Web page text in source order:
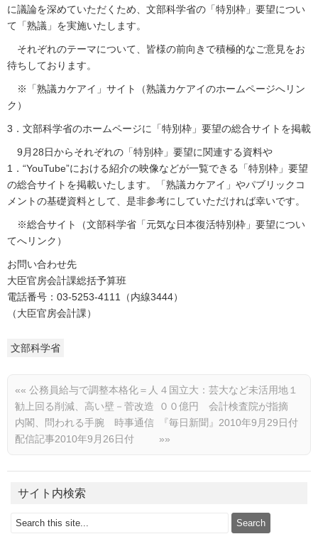
に議論を深めていただくため、文部科学省の「特別枠」要望につい
て「熟議」を実施いたします。
それぞれのテーマについて、皆様の前向きで積極的なご意見をお
待ちしております。
※「熟議カケアイ」サイト（熟議カケアイのホームページへリン
ク）
3．文部科学省のホームページに「特別枠」要望の総合サイトを掲載
9月28日からそれぞれの「特別枠」要望に関連する資料や
1．“YouTube”における紹介の映像などが一覧できる「特別枠」要望
の総合サイトを掲載いたします。「熟議カケアイ」やパブリックコ
メントの基礎資料として、是非参考にしていただければ幸いです。
※総合サイト（文部科学省「元気な日本復活特別枠」要望につい
てへリンク）
お問い合わせ先
大臣官房会計課総括予算班
電話番号：03-5253-4111（内線3444）
（大臣官房会計課）
文部科学省
«« 公務員給与で調整本格化＝人
勧上回る削減、高い壁－菅改造
内閣、問われる手腕 時事通信
配信記事2010年9月26日付
４国立大：芸大など未活用地１
００億円 会計検査院が指摘
『毎日新聞』2010年9月29日付
»»
サイト内検索